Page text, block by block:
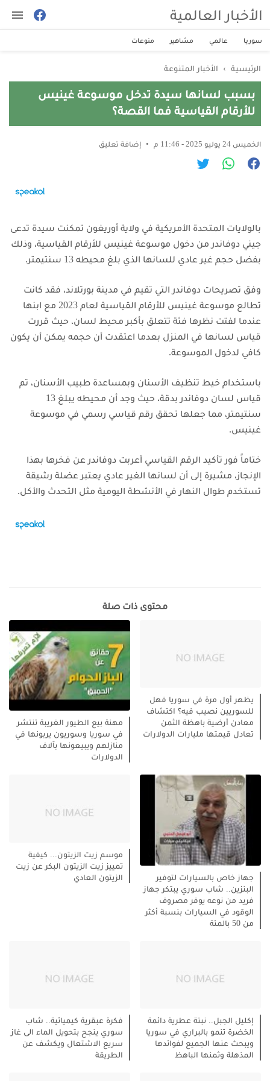
الأخبار العالمية
سوريا عالمي مشاهير منوعات
الرئيسية › الأخبار المتنوعة
بسبب لسانها سيدة تدخل موسوعة غينيس
للأرقام القياسية فما القصة؟
الخميس 24 يوليو 2025 - 11:46 م إضافة تعليق
بالولايات المتحدة الأمريكية في ولاية أوريغون تمكنت سيدة تدعى
جيني دوفاندر من دخول موسوعة غينيس للأرقام القياسية، وذلك
بفضل حجم غير عادي للسانها الذي بلغ محيطه 13 سنتيمتر.
وفق تصريحات دوفاندر التي تقيم في مدينة بورتلاند، فقد كانت
تطالع موسوعة غينيس للأرقام القياسية لعام 2023 مع ابنها
عندما لفتت نظرها فئة تتعلق بأكبر محيط لسان، حيث قررت
قياس لسانها في المنزل بعدما اعتقدت أن حجمه يمكن أن يكون
كافي لدخول الموسوعة.
باستخدام خيط تنظيف الأسنان وبمساعدة طبيب الأسنان، تم
قياس لسان دوفاندر بدقة، حيث وجد أن محيطه يبلغ 13
سنتيمتر، مما جعلها تحقق رقم قياسي رسمي في موسوعة
غينيس.
ختاماً فور تأكيد الرقم القياسي أعربت دوفاندر عن فخرها بهذا
الإنجاز، مشيرة إلى أن لسانها الغير عادي يعتبر عضلة رشيقة
تستخدم طوال النهار في الأنشطة اليومية مثل التحدث والأكل.
محتوى ذات صلة
يظهر أول مرة في سوريا فهل
للسوريين نصيب فيه؟ اكتشاف
معادن أرضية باهظة الثمن
تعادل قيمتها مليارات الدولارات
مهنة بيع الطيور الغريبة تنتشر
في سوريا وسوريون يربونها في
منازلهم ويبيعونها بآلاف
الدولارات
جهاز خاص بالسيارات لتوفير
البنزين.. شاب سوري يبتكر جهاز
فريد من نوعه يوفر مصروف
الوقود في السيارات بنسبة أكثر
من 50 بالمئة
موسم زيت الزيتون... كيفية
تمييز زيت الزيتون البكر عن زيت
الزيتون العادي
إكليل الجبل.. نبتة عطرية دائمة
الخضرة تنمو بالبراري في سوريا
ويبحث عنها الجميع لفوائدها
المذهلة وثمنها الباهظ
فكرة عبقرية كيميائية.. شاب
سوري ينجح بتحويل الماء الى غاز
سريع الاشتعال ويكشف عن
الطريقة